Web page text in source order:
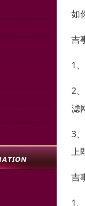
如
吉
1
2
滤
3
上
吉
1